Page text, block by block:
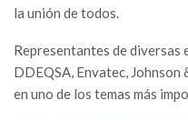
la unión de todos.
Representantes de diversas
DDEQSA, Envatec, Johnson
en uno de los temas más